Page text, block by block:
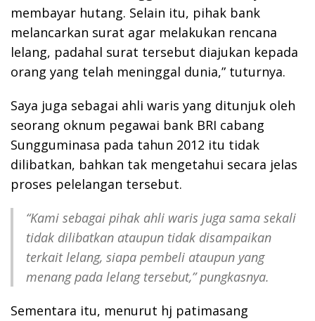
membayar hutang. Selain itu, pihak bank
melancarkan surat agar melakukan rencana
lelang, padahal surat tersebut diajukan kepada
orang yang telah meninggal dunia,” tuturnya.
Saya juga sebagai ahli waris yang ditunjuk oleh
seorang oknum pegawai bank BRI cabang
Sungguminasa pada tahun 2012 itu tidak
dilibatkan, bahkan tak mengetahui secara jelas
proses pelelangan tersebut.
“Kami sebagai pihak ahli waris juga sama sekali
tidak dilibatkan ataupun tidak disampaikan
terkait lelang, siapa pembeli ataupun yang
menang pada lelang tersebut,” pungkasnya.
Sementara itu, menurut hj patimasang